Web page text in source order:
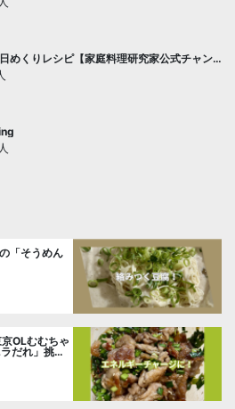
めくりレシピ【家庭料理研究家公式チャン
「そうめん
OLむむちゃ
だれ」挑